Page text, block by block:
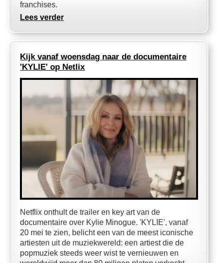
franchises.
Lees verder
Kijk vanaf woensdag naar de documentaire
'KYLIE' op Netlix
Netflix onthult de trailer en key art van de
documentaire over Kylie Minogue. 'KYLIE', vanaf
20 mei te zien, belicht een van de meest iconische
artiesten uit de muziekwereld: een artiest die de
popmuziek steeds weer wist te vernieuwen en